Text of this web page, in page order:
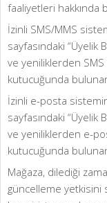
faaliyetleri hakkında
İzinli SMS/MMS
sayfasındaki “Üyelik
ve yeniliklerden
kutucuğunda
İzinli e-posta
sayfasındaki “Üyelik
ve yeniliklerden e-
kutucuğunda
Mağaza, dilediği
güncelleme yetkisini